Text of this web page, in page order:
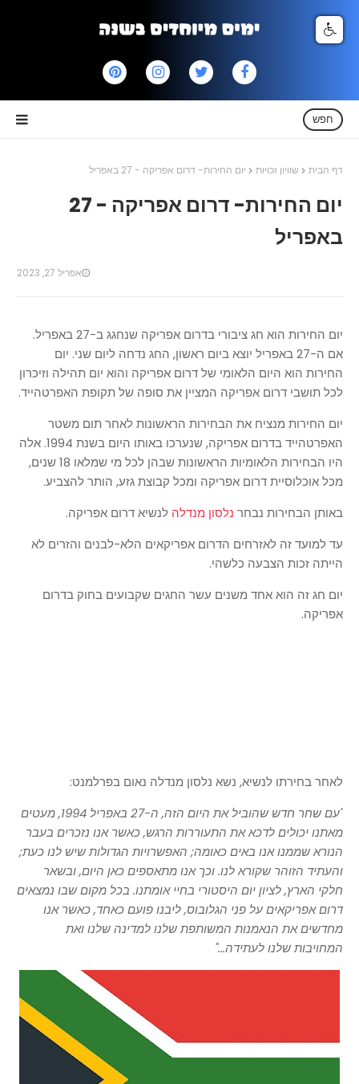
חפש
דף הבית שוויון זכויות יום החירות- דרום אפריקה - 27 באפריל
יום החירות- דרום אפריקה - 27
באפריל
אפריל 27, 2023
יום החירות הוא חג ציבורי בדרום אפריקה שנחגג ב-27 באפריל.
אם ה-27 באפריל יוצא ביום ראשון, החג נדחה ליום שני. יום
החירות הוא היום הלאומי של דרום אפריקה והוא יום תהילה וזיכרון
לכל תושבי דרום אפריקה המציין את סופה של תקופת האפרטהייד.
יום החירות מנציח את הבחירות הראשונות לאחר תום משטר
האפרטהייד בדרום אפריקה, שנערכו באותו היום בשנת 1994. אלה
היו הבחירות הלאומיות הראשונות שבהן לכל מי שמלאו 18 שנים,
מכל אוכלוסיית דרום אפריקה ומכל קבוצת גזע, הותר להצביע.
באותן הבחירות נבחר נלסון מנדלה לנשיא דרום אפריקה.
עד למועד זה לאזרחים הדרום אפריקאים הלא-לבנים והזרים לא
הייתה זכות הצבעה כלשהי.
יום חג זה הוא אחד משנים עשר החגים שקבועים בחוק בדרום
אפריקה.
לאחר בחירתו לנשיא, נשא נלסון מנדלה נאום בפרלמנט:
"עם שחר חדש שהוביל את היום הזה, ה-27 באפריל 1994, מעטים
מאתנו יכולים לדכא את התעוררות הרגש, כאשר אנו נזכרים בעבר
הנורא שממנו אנו באים כאומה; האפשרויות הגדולות שיש לנו כעת;
והעתיד הזוהר שקורא לנו. וכך אנו מתאספים כאן היום, ובשאר
חלקי הארץ, לציון יום היסטורי בחיי אומתנו. בכל מקום שבו נמצאים
דרום אפריקאים על פני הגלובוס, ליבנו פועם כאחד, כאשר אנו
מחדשים את הנאמנות המשותפת שלנו למדינה שלנו ואת
המחויבות שלנו לעתידה..."